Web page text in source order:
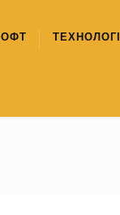
ТЕХНОЛОГІЇ